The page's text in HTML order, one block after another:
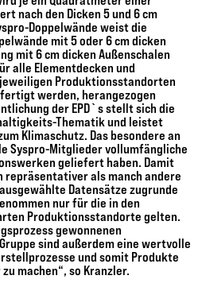
nach den Dicken 5 und 6 cm
Doppelwände weist die
mit 5 oder 6 cm dicken
mit 6 cm dicken Außenschalen
alle Elementdecken und
Produktionsstandorten
werden, herangezogen
der EPD`s stellt sich die
Thematik und leistet
Klimaschutz. Das besondere an
Syspro-Mitglieder vollumfängliche
geliefert haben. Damit
repräsentativer als manch andere
Datensätze zugrunde
nur für die in den
Produktionsstandorte gelten.
gewonnenen
sind außerdem eine wertvolle
und somit Produkte
machen“, so Kranzler.